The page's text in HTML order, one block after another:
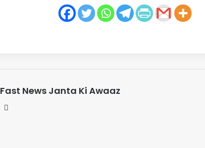
Fast News Janta Ki Awaaz